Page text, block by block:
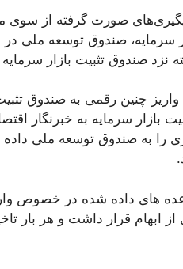
صورت گرفته از سوی
سرمایه، صندوق توسعه ملی
تثبیت بازار سرمایه با نرخ سود 12 درصد و به مدت پنج
واریز چنین رقمی به صندوق
بازار سرمایه به خبرنگار
را به صندوق توسعه ملی
های داده شده در خصوص
از ابهام قرار داشت و هر بار